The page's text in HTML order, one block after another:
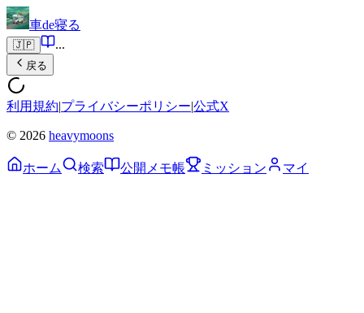
車de寝る
🇯🇵 ...
戻る
利用規約|プライバシーポリシー|公式X
© 2026 heavymoons
ホーム 検索 公開メモ帳 ミッション マイ